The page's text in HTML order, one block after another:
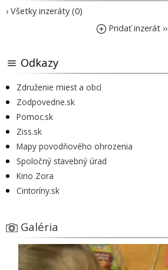
› Všetky inzeráty (0)
Pridať inzerát ››
Odkazy
Združenie miest a obcí
Zodpovedne.sk
Pomoc.sk
Ziss.sk
Mapy povodňového ohrozenia
Spoločný stavebný úrad
Kino Zora
Cintoríny.sk
Galéria